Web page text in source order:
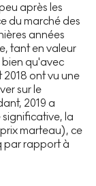
après les
du marché des
années
tant en valeur
bien qu'avec
2018 ont vu une
sur le
2019 a
la
marteau), ce
par rapport à